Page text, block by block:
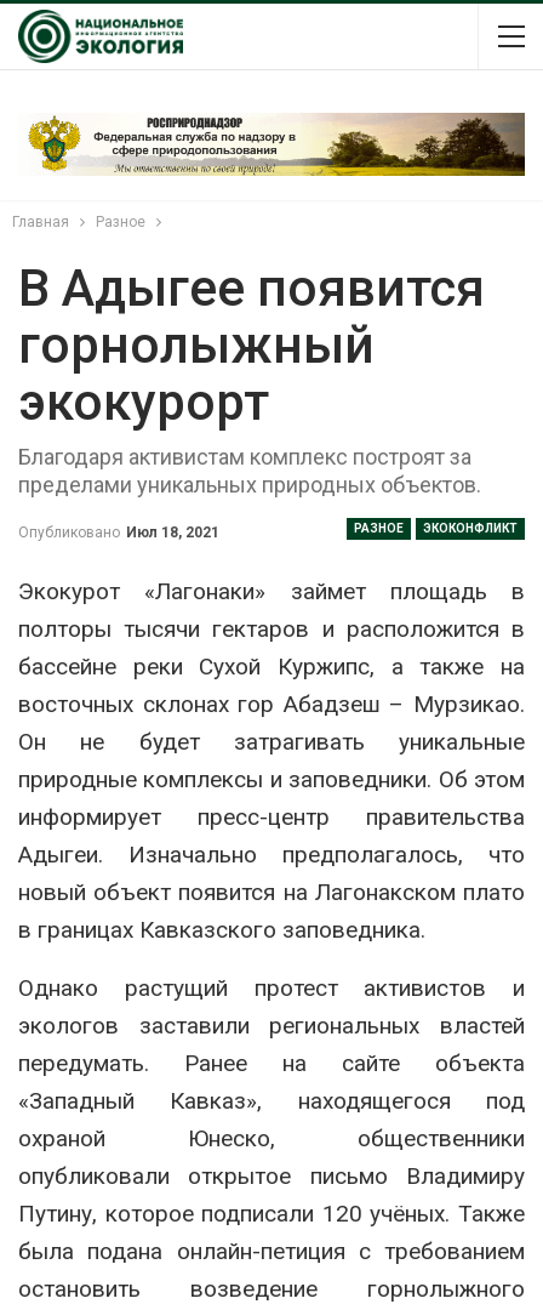
Главная Разное
В Адыгее появится
горнолыжный
экокурорт
Благодаря активистам комплекс построят за
пределами уникальных природных объектов.
РАЗНОЕ ЭКОКОНФЛИКТ
Опубликовано Июл 18, 2021
Экокурот «Лагонаки» займет площадь в
полторы тысячи гектаров и расположится в
бассейне реки Сухой Куржипс, а также на
восточных склонах гор Абадзеш – Мурзикао.
Он не будет затрагивать уникальные
природные комплексы и заповедники. Об этом
информирует пресс-центр правительства
Адыгеи. Изначально предполагалось, что
новый объект появится на Лагонакском плато
в границах Кавказского заповедника.
Однако растущий протест активистов и
экологов заставили региональных властей
передумать. Ранее на сайте объекта
«Западный Кавказ», находящегося под
охраной Юнеско, общественники
опубликовали открытое письмо Владимиру
Путину, которое подписали 120 учёных. Также
была подана онлайн-петиция с требованием
остановить возведение горнолыжного